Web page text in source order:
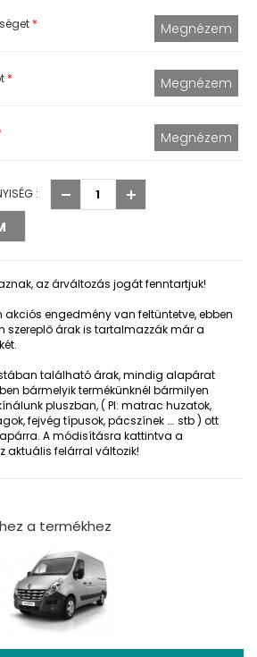
*
*
:
az árváltozás jogát fenntartjuk!
akciós engedmény van feltüntetve, ebben
szereplő árak is tartalmazzák már a
található árak, mindig alapárat
bármelyik termékünknél bármilyen
pluszban, ( Pl: matrac huzatok,
fejvég típusok, pácszínek …. stb ) ott
A módisításra kattintva a
aktuális felárral változik!
a termékhez